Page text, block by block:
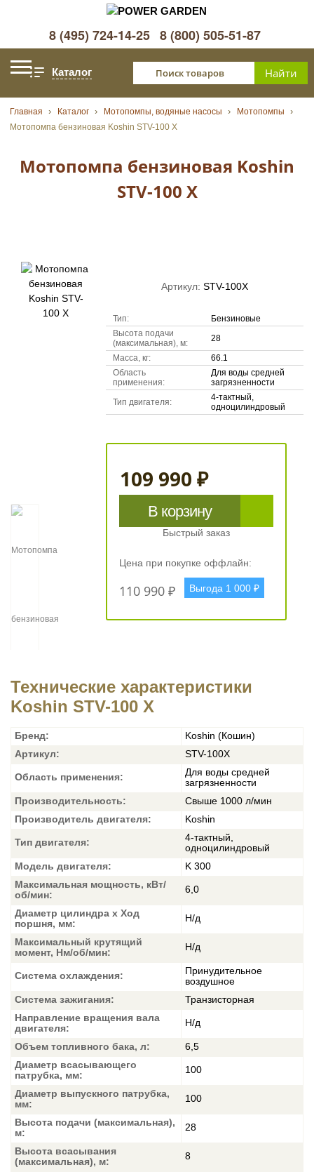
8 (495) 724-14-25 8 (800) 505-51-87
Каталог
Главная Каталог Мотопомпы, водяные насосы
Мотопомпы
Мотопомпа бензиновая Koshin STV-100 X
Мотопомпа бензиновая Koshin
STV-100 X
Артикул: STV-100X
Тип:
Бензиновые
Высота подачи
(максимальная), м:
28
Масса, кг:
66.1
Область
применения:
Для воды средней
загрязненности
Тип двигателя:
4-тактный,
одноцилиндровый
109 990 ₽
В корзину
Быстрый заказ
Цена при покупке оффлайн:
110 990 ₽ Выгода 1 000 ₽
Технические характеристики
Koshin STV-100 X
Бренд:
Koshin (Кошин)
Артикул:
STV-100X
Область применения:
Для воды средней
загрязненности
Производительность:
Свыше 1000 л/мин
Производитель двигателя:
Koshin
Тип двигателя:
4-тактный,
одноцилиндровый
Модель двигателя:
K 300
Максимальная мощность, кВт/
об/мин:
6,0
Диаметр цилиндра х Ход
поршня, мм:
Н/д
Максимальный крутящий
момент, Нм/об/мин:
Н/д
Система охлаждения:
Принудительное
воздушное
Система зажигания:
Транзисторная
Направление вращения вала
двигателя:
Н/д
Объем топливного бака, л:
6,5
Диаметр всасывающего
патрубка, мм:
100
Диаметр выпускного патрубка,
мм:
100
Высота подачи (максимальная),
м:
28
Высота всасывания
(максимальная), м:
8